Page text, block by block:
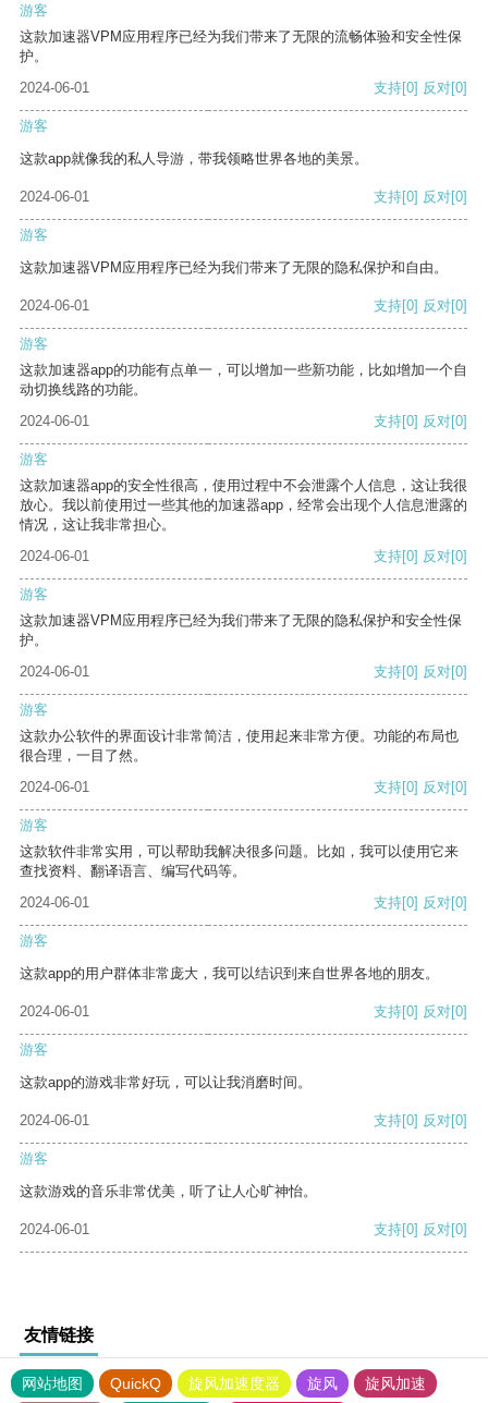
游客
这款加速器VPM应用程序已经为我们带来了无限的流畅体验和安全性保
护。
2024-06-01
支持[0] 反对[0]
游客
这款app就像我的私人导游，带我领略世界各地的美景。
2024-06-01 支持[0] 反对[0]
游客
这款加速器VPM应用程序已经为我们带来了无限的隐私保护和自由。
2024-06-01 支持[0] 反对[0]
游客
这款加速器app的功能有点单一，可以增加一些新功能，比如增加一个自
动切换线路的功能。
2024-06-01
支持[0] 反对[0]
游客
这款加速器app的安全性很高，使用过程中不会泄露个人信息，这让我很
放心。我以前使用过一些其他的加速器app，经常会出现个人信息泄露的
情况，这让我非常担心。
2024-06-01
支持[0] 反对[0]
游客
这款加速器VPM应用程序已经为我们带来了无限的隐私保护和安全性保
护。
2024-06-01
支持[0] 反对[0]
游客
这款办公软件的界面设计非常简洁，使用起来非常方便。功能的布局也
很合理，一目了然。
2024-06-01
支持[0] 反对[0]
游客
这款软件非常实用，可以帮助我解决很多问题。比如，我可以使用它来
查找资料、翻译语言、编写代码等。
2024-06-01
支持[0] 反对[0]
游客
这款app的用户群体非常庞大，我可以结识到来自世界各地的朋友。
2024-06-01 支持[0] 反对[0]
游客
这款app的游戏非常好玩，可以让我消磨时间。
2024-06-01 支持[0] 反对[0]
游客
这款游戏的音乐非常优美，听了让人心旷神怡。
2024-06-01 支持[0] 反对[0]
友情链接
网站地图 QuickQ 旋风加速度器 旋风 旋风加速